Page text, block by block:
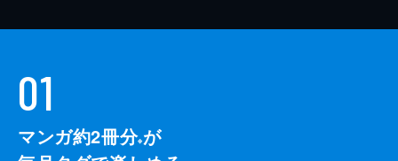
01
マンガ約2冊分※が